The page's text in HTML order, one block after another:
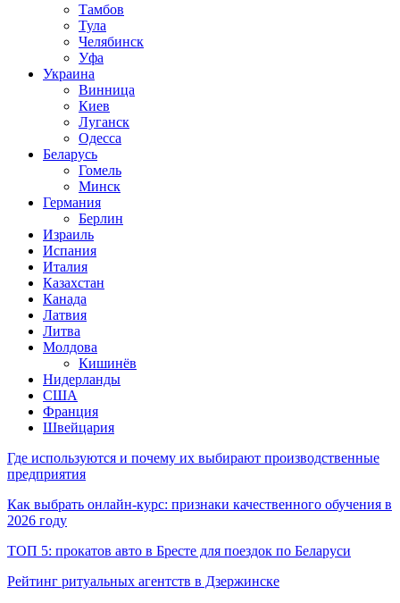
Тамбов
Тула
Челябинск
Уфа
Украина
Винница
Киев
Луганск
Одесса
Беларусь
Гомель
Минск
Германия
Берлин
Израиль
Испания
Италия
Казахстан
Канада
Латвия
Литва
Молдова
Кишинёв
Нидерланды
США
Франция
Швейцария
Где используются и почему их выбирают производственные
предприятия
Как выбрать онлайн-курс: признаки качественного обучения в
2026 году
ТОП 5: прокатов авто в Бресте для поездок по Беларуси
Рейтинг ритуальных агентств в Дзержинске